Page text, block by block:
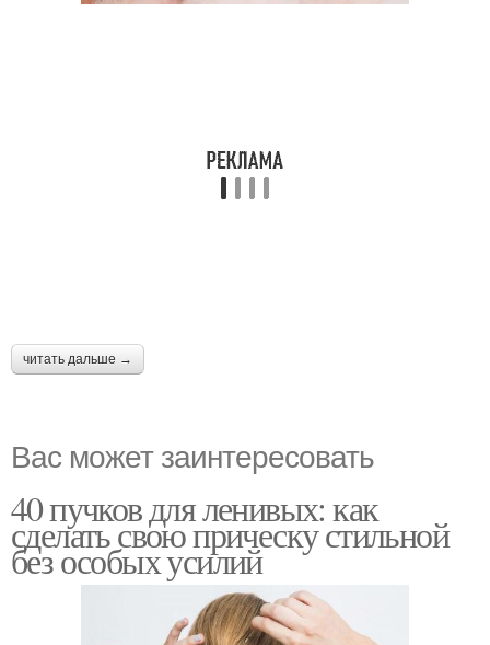
читать дальше →
Вас может заинтересовать
40 пучков для ленивых: как
сделать свою прическу стильной
без особых усилий